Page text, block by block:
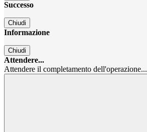
Successo
Chiudi
Informazione
Chiudi
Attendere...
Attendere il completamento dell'operazione...